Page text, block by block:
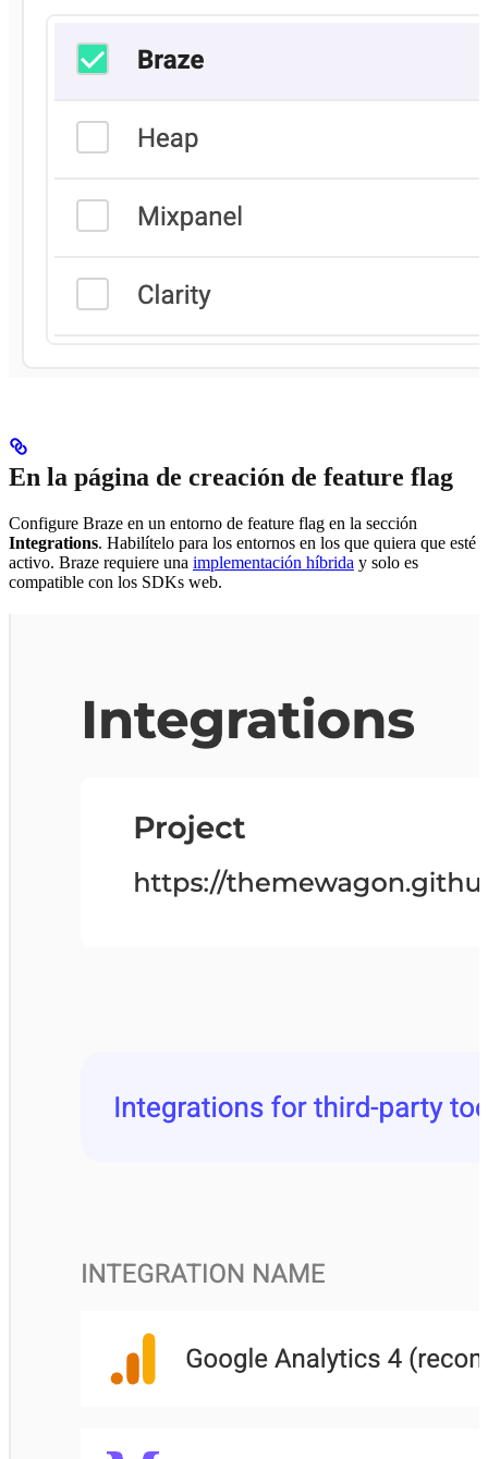
En la página de creación de feature flag
Configure Braze en un entorno de feature flag en la sección
Integrations. Habilítelo para los entornos en los que quiera que esté
activo. Braze requiere una implementación híbrida y solo es
compatible con los SDKs web.